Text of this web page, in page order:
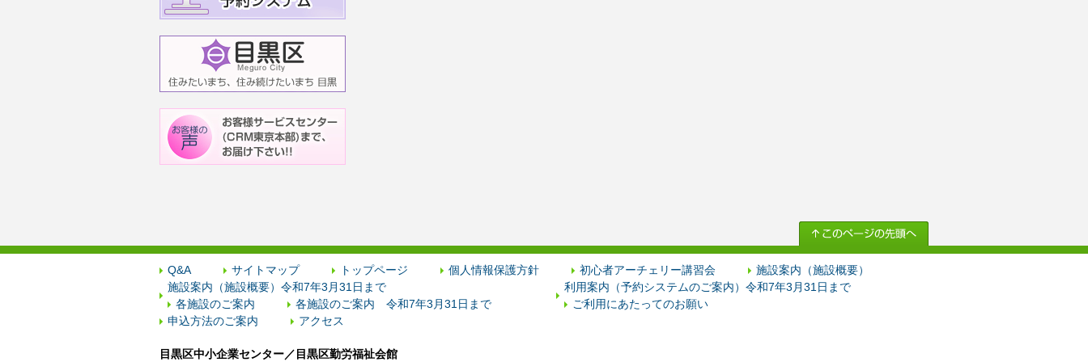
Q&A サイトマップ トップページ 個人情報保護方針 初心者アーチェリー講習会
施設案内（施設概要）
施設案内（施設概要）令和7年3月31日まで
各施設のご案内
各施設のご案内 令和7年3月31日まで
利用案内（予約システムのご案内）令和7年3月31日まで
ご利用にあたってのお願い
申込方法のご案内
アクセス
目黒区中小企業センター／目黒区勤労福祉会館